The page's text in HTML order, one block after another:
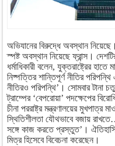
অভিযানের বিরুদ্ধে অবস্থান
স্পষ্ট অবস্থান নিয়েছে ফ্রান্স।
ধর্মাধিকারী বলেন, যুক্তরাষ্ট্রের
নিষ্পত্তির শান্তিপূর্ণ নীতির
নীতিরও পরিপন্থি’। সোমবার টানা
ট্রাম্পের ‘বেপরোয়া’ পদক্ষেপের
চীনা পররাষ্ট্র মন্ত্রণালয়ের মুখপাত্র
স্থিতিশীলতা যৌথভাবে বজায়
সঙ্গে কাজ করতে প্রস্তুত’।
মিত্র হিসেবে বিবেচনা করেছেন।